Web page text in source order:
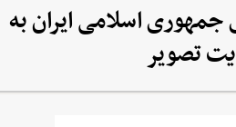
اسلامی ایران به
تصویر